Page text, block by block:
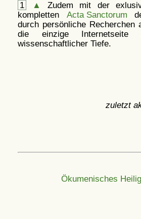
1 ▲
Zudem mit der
kompletten Acta Sanctorum
durch persönliche Recherchen
die einzige
wissenschaftlicher Tiefe.
zuletzt
Ökumenisches